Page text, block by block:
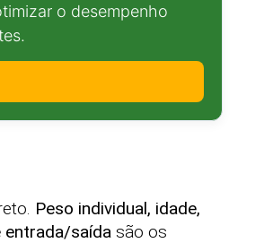
o desempenho
Peso individual, idade,
entrada/saída são os